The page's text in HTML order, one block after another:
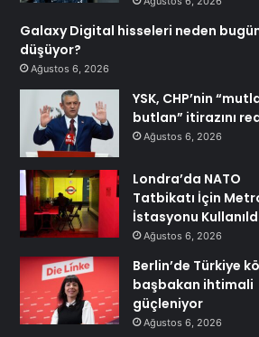
Galaxy Digital hisseleri neden
düşüyor?
Ağustos 6, 2026
YSK, CHP’nin
butlan” itirazını
Ağustos 6, 2026
Londra’da NATO
Tatbikatı İçin
İstasyonu
Ağustos 6, 2026
Berlin’de Türkiye
başbakan ihtimali
güçleniyor
Ağustos 6, 2026